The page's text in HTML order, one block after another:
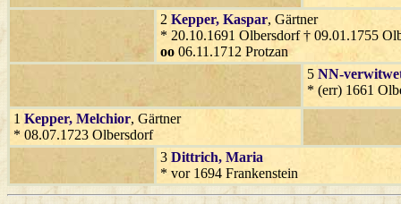
2 Kepper, Kaspar, Gärtner
* 20.10.1691 Olbersdorf † 09.01.1755
oo 06.11.1712 Protzan
5 NN-
* (err) 1661
1 Kepper, Melchior, Gärtner
* 08.07.1723 Olbersdorf
3 Dittrich, Maria
* vor 1694 Frankenstein